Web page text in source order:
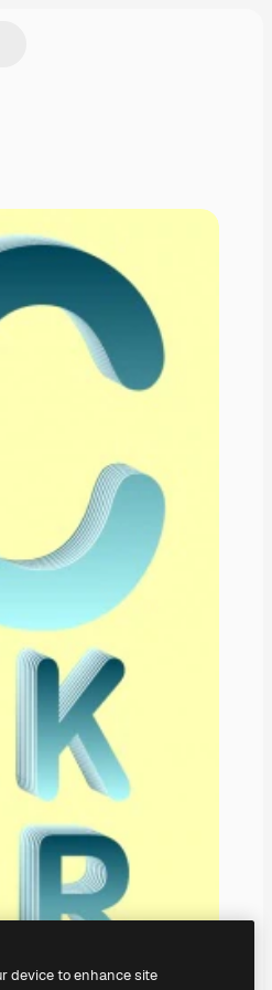
immagine
device to enhance site